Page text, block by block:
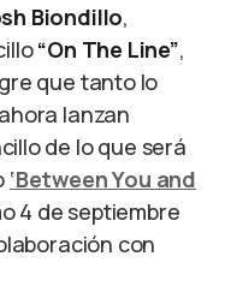
Biondillo,
“On The Line”,
que tanto lo
lanzan
de lo que será
‘Between You and
4 de septiembre
con